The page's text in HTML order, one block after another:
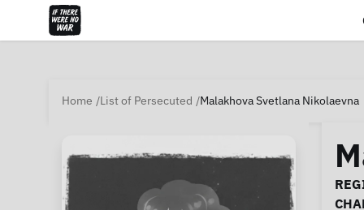
Home List of Persecuted Malakhova Svetlana Nikolaevna